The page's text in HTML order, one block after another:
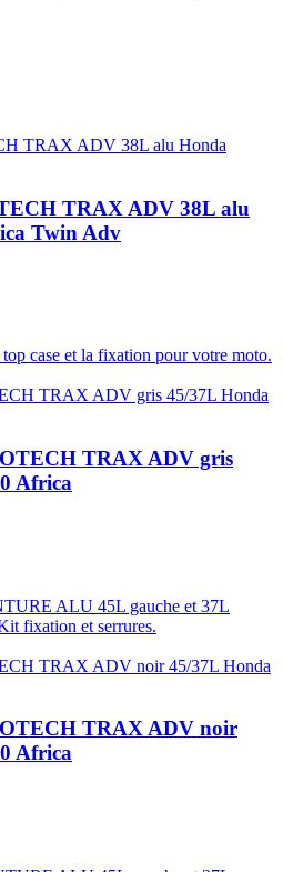
TRAX ADV 38L alu
Twin Adv
case et la fixation pour votre moto.
TRAX ADV gris
Africa
ALU 45L gauche et 37L
fixation et serrures.
TRAX ADV noir
Africa